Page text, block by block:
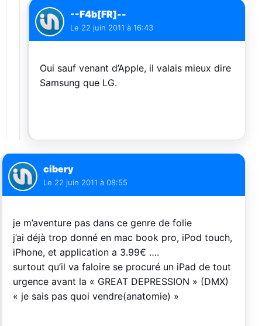
--F4b[FR]--
Le 22 juin 2011 à 16:43
Oui sauf venant d’Apple, il valais mieux dire
Samsung que LG.
cibery
Le 22 juin 2011 à 08:55
je m’aventure pas dans ce genre de folie
j’ai déjà trop donné en mac book pro, iPod touch,
iPhone, et application a 3.99€ ….
surtout qu’il va faloire se procuré un iPad de tout
urgence avant la « GREAT DEPRESSION » (DMX)
« je sais pas quoi vendre(anatomie) »